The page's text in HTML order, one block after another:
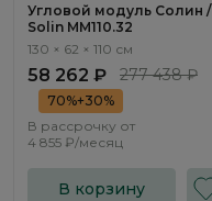
Угловой модуль Солин /
Solin ММ110.32
130 × 62 × 110 см
58 262 ₽ 277 438 ₽
70%+30%
В рассрочку от
4 855 ₽/месяц
В корзину